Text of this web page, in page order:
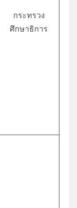
กระทรวง
ศึกษาธิการ